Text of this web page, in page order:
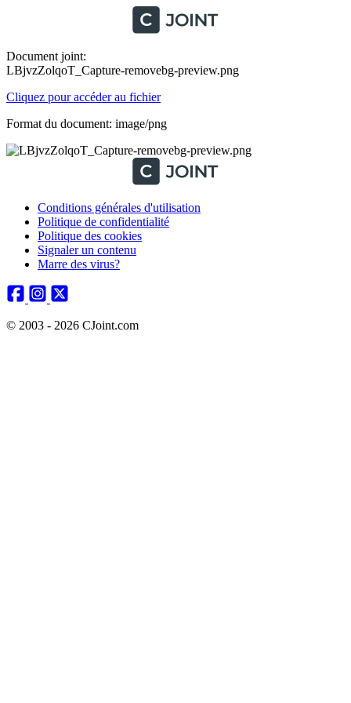
Document joint:
LBjvzZolqoT_Capture-removebg-preview.png
Cliquez pour accéder au fichier
Format du document: image/png
Conditions générales d'utilisation
Politique de confidentialité
Politique des cookies
Signaler un contenu
Marre des virus?
© 2003 - 2026 CJoint.com